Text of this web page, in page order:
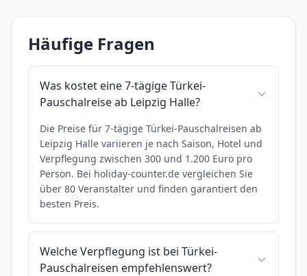
Häufige Fragen
Was kostet eine 7-tägige Türkei-
Pauschalreise ab Leipzig Halle?
Die Preise für 7-tägige Türkei-Pauschalreisen ab
Leipzig Halle variieren je nach Saison, Hotel und
Verpflegung zwischen 300 und 1.200 Euro pro
Person. Bei holiday-counter.de vergleichen Sie
über 80 Veranstalter und finden garantiert den
besten Preis.
Welche Verpflegung ist bei Türkei-
Pauschalreisen empfehlenswert?